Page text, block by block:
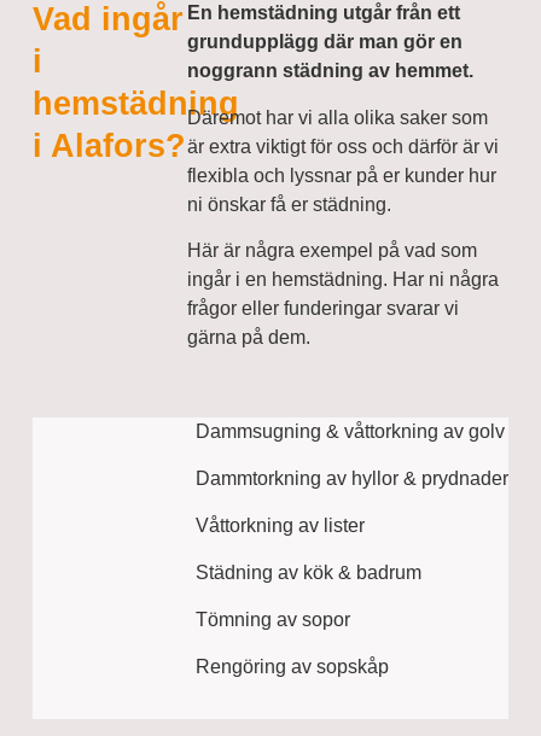
Vad ingår
i
hemstädning
i Alafors?
En hemstädning utgår från ett
grundupplägg där man gör en
noggrann städning av hemmet.
Däremot har vi alla olika saker som
är extra viktigt för oss och därför är vi
flexibla och lyssnar på er kunder hur
ni önskar få er städning.
Här är några exempel på vad som
ingår i en hemstädning. Har ni några
frågor eller funderingar svarar vi
gärna på dem.
Dammsugning & våttorkning av golv
Dammtorkning av hyllor & prydnader
Våttorkning av lister
Städning av kök & badrum
Tömning av sopor
Rengöring av sopskåp